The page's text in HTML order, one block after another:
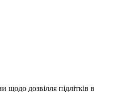
щодо дозвілля підлітків в